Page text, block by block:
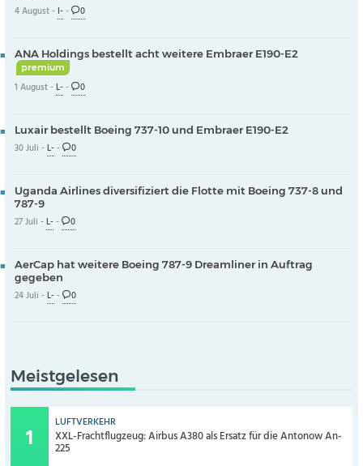
4 August - I-- 0
ANA Holdings bestellt acht weitere Embraer E190-E2
premium
1 August -L-- 0
Luxair bestellt Boeing 737-10 und Embraer E190-E2
30 Juli -L-- 0
Uganda Airlines diversifiziert die Flotte mit Boeing 737-8 und
787-9
27 Juli -L-- 0
AerCap hat weitere Boeing 787-9 Dreamliner in Auftrag
gegeben
24 Juli -L-- 0
Meistgelesen
LUFTVERKEHR
XXL-Frachtflugzeug: Airbus A380 als Ersatz für die Antonow An-
225